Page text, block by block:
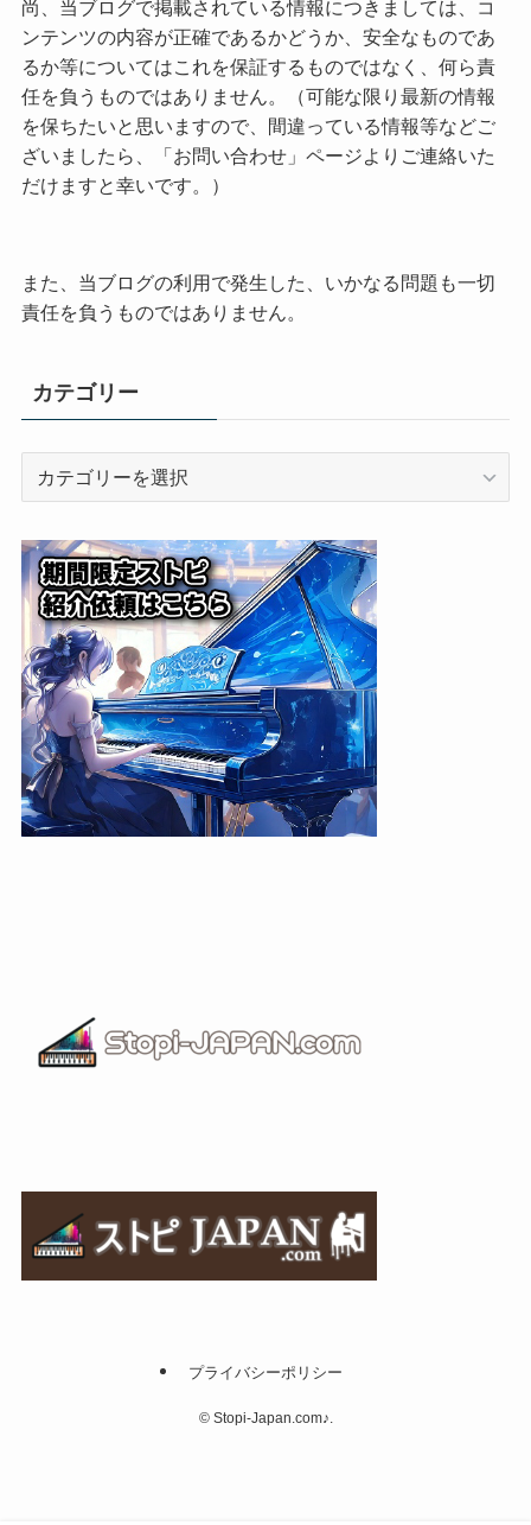
尚、当ブログで掲載されている情報につきましては、コ
ンテンツの内容が正確であるかどうか、安全なものであ
るか等についてはこれを保証するものではなく、何ら責
任を負うものではありません。（可能な限り最新の情報
を保ちたいと思いますので、間違っている情報等などご
ざいましたら、「お問い合わせ」ページよりご連絡いた
だけますと幸いです。）
また、当ブログの利用で発生した、いかなる問題も一切
責任を負うものではありません。
カテゴリー
リ
ー
プライバシーポリシー
©Stopi-Japan.com♪.